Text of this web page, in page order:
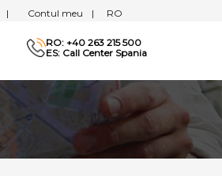
| Contul meu | RO
RO: +40 263 215 500
ES: Call Center Spania